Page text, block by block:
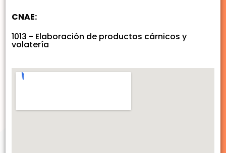
CNAE:
1013 - Elaboración de productos cárnicos y
volatería